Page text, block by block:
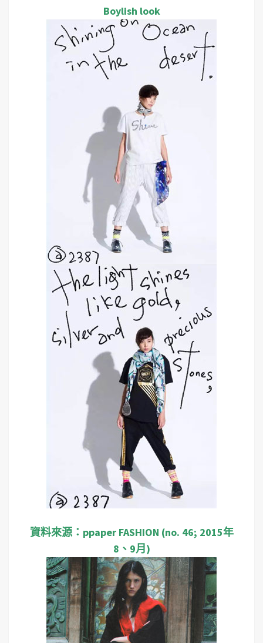
Boylish look
資料來源：ppaper FASHION (no. 46; 2015年
8、9月)